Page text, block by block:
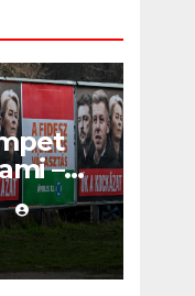
–